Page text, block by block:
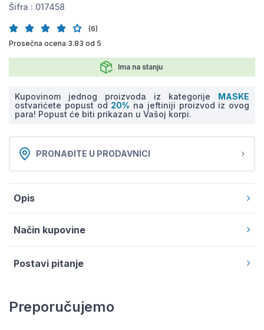
Šifra : 017458
(6)
Prosečna ocena 3.83 od 5
Ima na stanju
Kupovinom jednog proizvoda iz kategorije MASKE
ostvarićete popust od 20% na jeftiniji proizvod iz ovog
para! Popust će biti prikazan u Vašoj korpi.
PRONAĐITE U PRODAVNICI
Opis
Način kupovine
Postavi pitanje
Preporučujemo